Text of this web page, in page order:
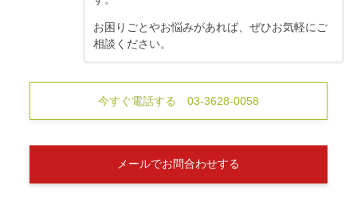
お困りごとやお悩みがあれば、ぜひお気軽にご
相談ください。
今すぐ電話する 03-3628-0058
メールでお問合わせする